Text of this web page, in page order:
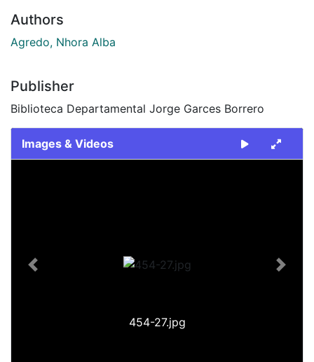
Authors
Agredo, Nhora Alba
Publisher
Biblioteca Departamental Jorge Garces Borrero
Images & Videos
454-27.jpg
Previous Next